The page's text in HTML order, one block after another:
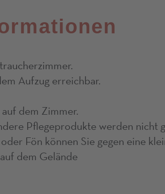
Aufzug erreichbar.
dem Zimmer.
Pflegeprodukte werden nicht
Fön können Sie gegen eine
dem Gelände